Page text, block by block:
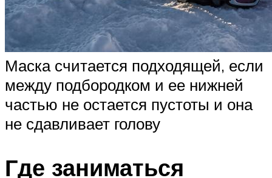
Маска считается подходящей, если
между подбородком и ее нижней
частью не остается пустоты и она
не сдавливает голову
Где заниматься